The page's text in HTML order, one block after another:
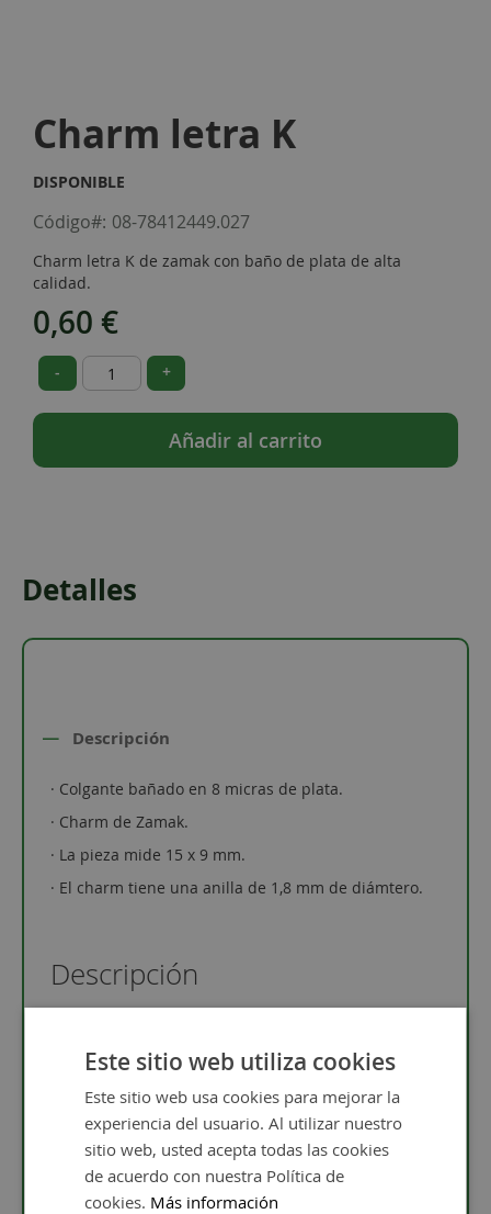
the
beginning
of
the
images
gallery
Charm letra K
DISPONIBLE
Código 08-78412449.027
Charm letra K de zamak con baño de plata de alta
calidad.
0,60 €
- +
Añadir al carrito
Detalles
Descripción
· Colgante bañado en 8 micras de plata.
· Charm de Zamak.
· La pieza mide 15 x 9 mm.
· El charm tiene una anilla de 1,8 mm de diámtero.
Descripción
Charm letra K de zamak con baño de plata de alta
del abecedario en este enlaceCharms letras.
Este charm es ideal para crear los mensajes y
nombres que quieras y regalarlo en días
especiales.Te invitamos a visitar el postLetras para
ti y tus mensajes.
Este sitio web utiliza cookies
Este sitio web usa cookies para mejorar la
experiencia del usuario. Al utilizar nuestro
sitio web, usted acepta todas las cookies
de acuerdo con nuestra Política de
cookies. Más información